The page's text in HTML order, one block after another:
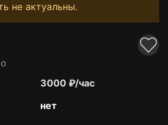
не актуальны.
3000 ₽/час
нет